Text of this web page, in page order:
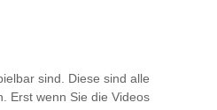
sind. Diese sind alle
Erst wenn Sie die Videos